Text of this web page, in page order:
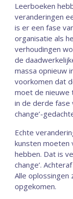
Leerboeken
veranderingen
is er een fase
organisatie als
verhoudingen
de
massa opnieuw
voorkomen dat
moet de nieuwe
in de derde fase
change’-
Echte
kunsten moeten
hebben. Dat is
change’.
Alle oplossingen
opgekomen.